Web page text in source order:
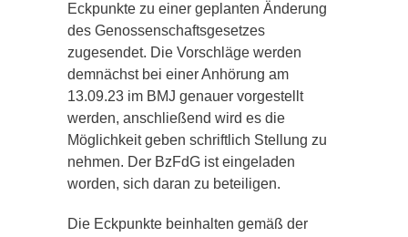
Eckpunkte zu einer geplanten Änderung
des Genossenschaftsgesetzes
zugesendet. Die Vorschläge werden
demnächst bei einer Anhörung am
13.09.23 im BMJ genauer vorgestellt
werden, anschließend wird es die
Möglichkeit geben schriftlich Stellung zu
nehmen. Der BzFdG ist eingeladen
worden, sich daran zu beteiligen.
Die Eckpunkte beinhalten gemäß der